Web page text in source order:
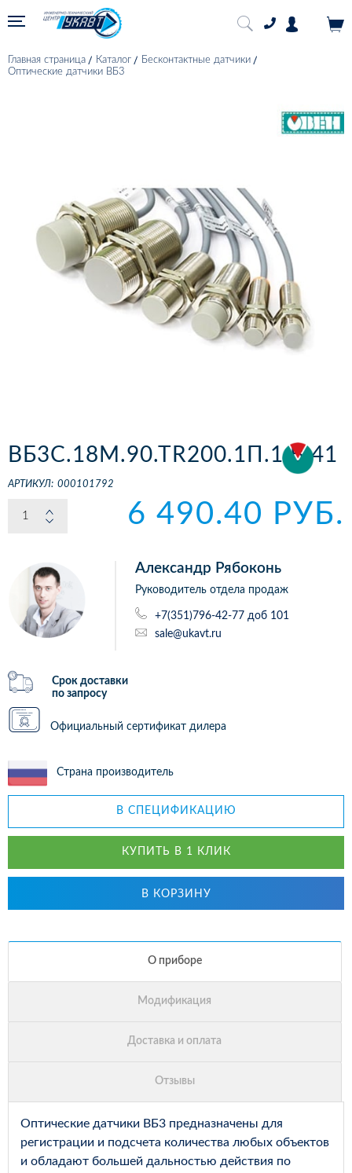
Главная страница Каталог
Бесконтактные датчики
Оптические датчики ВБ3
ВБ3С.18М.90.ТR200.1П.1.B.41
АРТИКУЛ: 000101792
6 490.40 РУБ.
Александр Рябоконь
Руководитель отдела продаж
+7(351)796-42-77 доб 101
sale@ukavt.ru
Срок доставки
по запросу
Официальный сертификат дилера
Страна производитель
В СПЕЦИФИКАЦИЮ
КУПИТЬ В 1 КЛИК
В КОРЗИНУ
Оптические датчики ВБ3 предназначены для
регистрации и подсчета количества любых объектов
и обладают большей дальностью действия по